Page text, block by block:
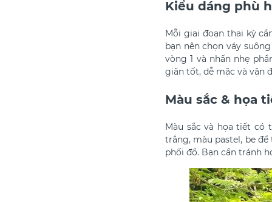
Kiểu dáng phù
Mỗi giai đoạn thai kỳ
bạn nên chọn váy
vòng 1 và nhấn nhẹ
giãn tốt, dễ mặc và vận
Màu sắc & họa
Màu sắc và họa tiết có
trắng, màu pastel, be
phối đồ. Bạn cần tránh